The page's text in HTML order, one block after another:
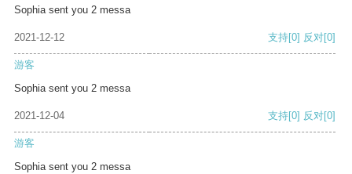
Sophia sent you 2 messa
2021-12-12 支持[0] 反对[0]
游客
Sophia sent you 2 messa
2021-12-04 支持[0] 反对[0]
游客
Sophia sent you 2 messa